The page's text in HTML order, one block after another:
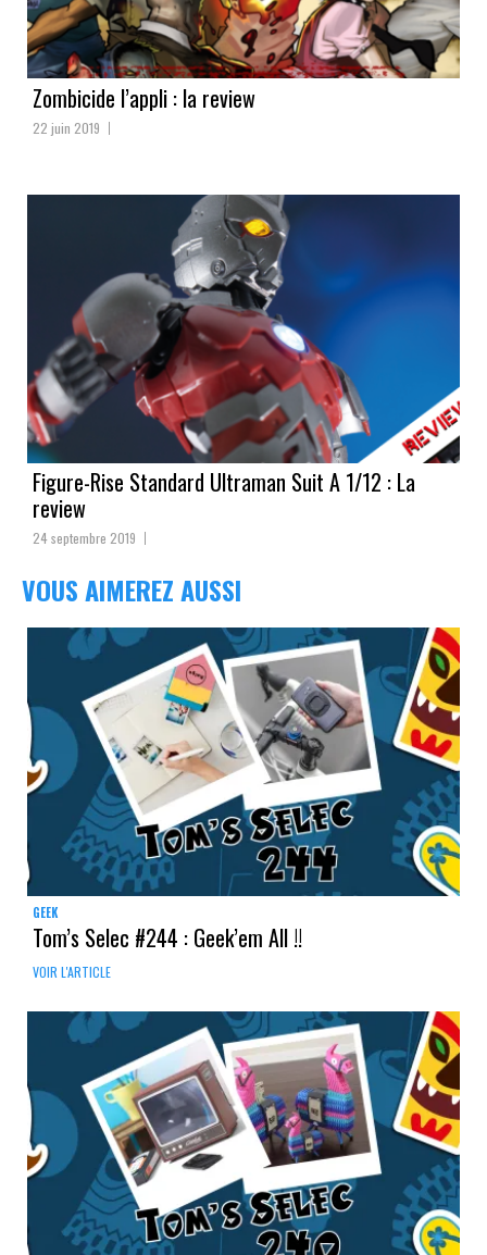
Zombicide l’appli : la review
22 juin 2019
Figure-Rise Standard Ultraman Suit A 1/12 : La
review
24 septembre 2019
VOUS AIMEREZ AUSSI
GEEK
Tom’s Selec #244 : Geek’em All !!
VOIR L'ARTICLE